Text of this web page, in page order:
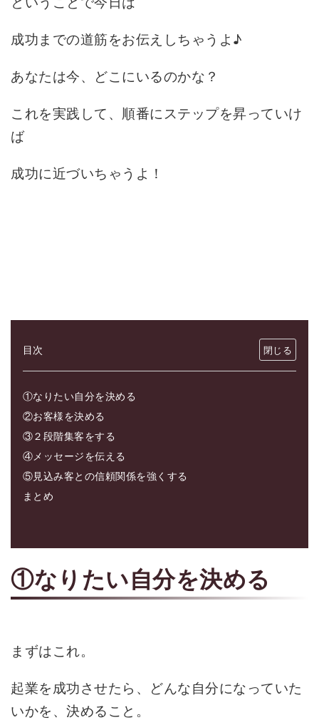
成功までの道筋をお伝えしちゃうよ♪
あなたは今、どこにいるのかな？
これを実践して、順番にステップを昇っていけ
ば
成功に近づいちゃうよ！
目次
①なりたい自分を決める
②お客様を決める
③２段階集客をする
④メッセージを伝える
⑤見込み客との信頼関係を強くする
まとめ
①なりたい自分を決める
まずはこれ。
起業を成功させたら、どんな自分になっていた
いかを、決めること。